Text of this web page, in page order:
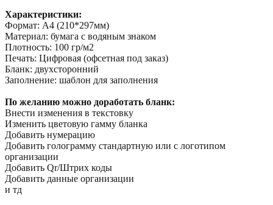
Характеристики:
Формат: А4 (210*297мм)
Материал: бумага с водяным знаком
Плотность: 100 гр/м2
Печать: Цифровая (офсетная под заказ)
Бланк: двухсторонний
Заполнение: шаблон для заполнения
По желанию можно доработать бланк:
Внести изменения в текстовку
Изменить цветовую гамму бланка
Добавить нумерацию
Добавить голограмму стандартную или с логотипом
организации
Добавить Qr/Штрих коды
Добавить данные организации
и тд